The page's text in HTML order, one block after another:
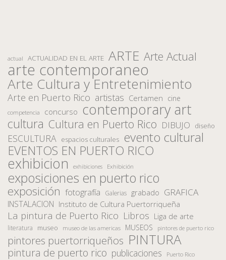
actual ACTUALIDAD EN EL ARTE ARTE Arte Actual
arte contemporaneo
Arte Cultura y Entretenimiento
Arte en Puerto Rico artistas Certamen cine
competencia concurso contemporary art
cultura Cultura en Puerto Rico DIBUJO diseño
ESCULTURA espacios culturales evento cultural
EVENTOS EN PUERTO RICO
exhibicion exhibiciones Exhibición
exposiciones en puerto rico
exposición fotografía Galerias grabado GRAFICA
INSTALACION Instituto de Cultura Puertorriqueña
La pintura de Puerto Rico Libros Liga de arte
literatura museo museo de las americas MUSEOS pintores de puerto rico
pintores puertorriqueños PINTURA
pintura de puerto rico publicaciones Puerto Rico